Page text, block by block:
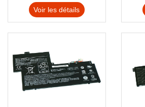
Voir les détails